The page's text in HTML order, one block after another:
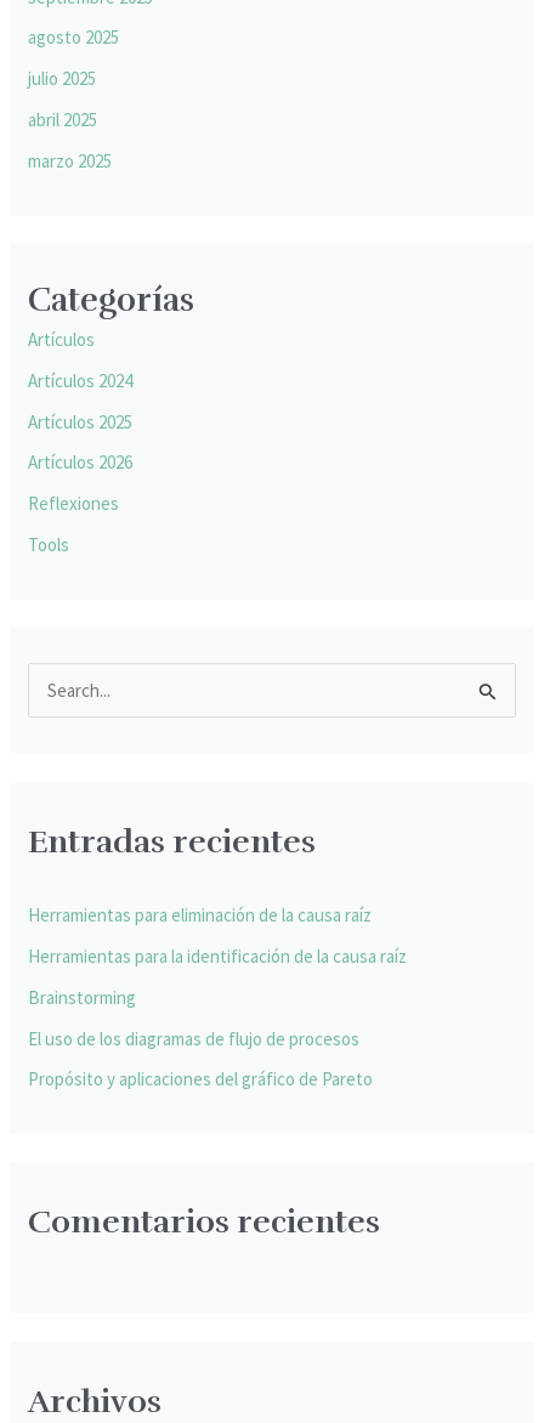
agosto 2025
julio 2025
abril 2025
marzo 2025
Categorías
Artículos
Artículos 2024
Artículos 2025
Artículos 2026
Reflexiones
Tools
a
p
o
r
Entradas recientes
Herramientas para eliminación de la causa raíz
Herramientas para la identificación de la causa raíz
Brainstorming
El uso de los diagramas de flujo de procesos
Propósito y aplicaciones del gráfico de Pareto
Comentarios recientes
Archivos